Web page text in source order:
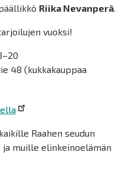
Riika Nevanperä.
vuoksi!
48 (kukkakauppaa
Raahen seudun
muille elinkeinoelämän